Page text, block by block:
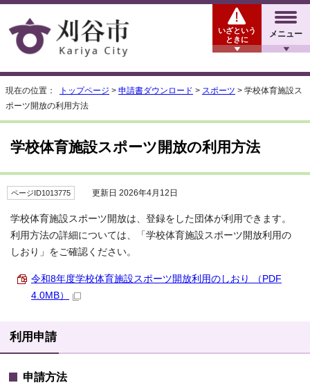
メニュー
いざという
ときに
現在の位置： トップページ > 申請書ダウンロード > スポーツ > 学校体育施設ス
ポーツ開放の利用方法
学校体育施設スポーツ開放の利用方法
ページID1013775 更新日 2026年4月12日
学校体育施設スポーツ開放は、登録をした団体が利用できます。
利用方法の詳細については、「学校体育施設スポーツ開放利用の
しおり」をご確認ください。
令和8年度学校体育施設スポーツ開放利用のしおり （PDF
4.0MB）
利用申請
申請方法